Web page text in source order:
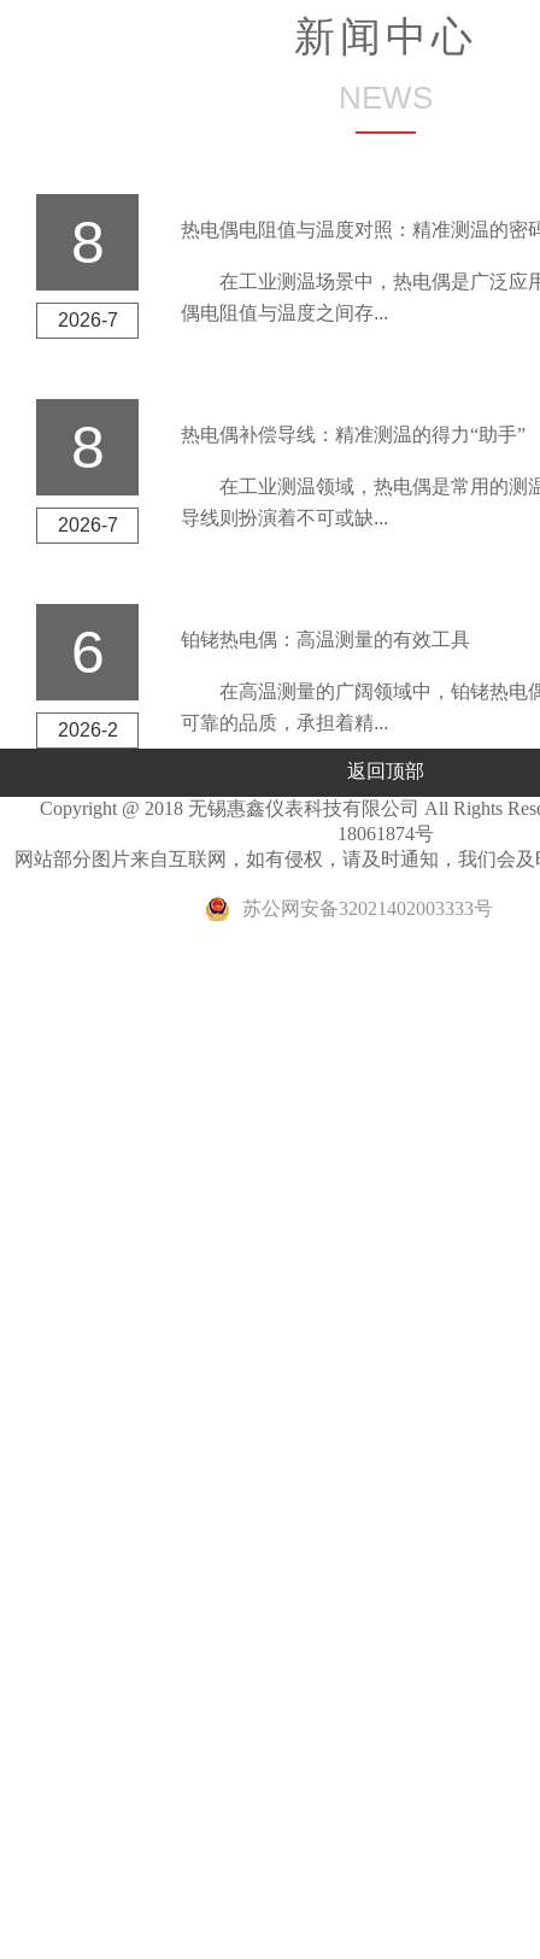
新闻中心
NEWS
8
2026-7
热电偶电阻值与温度对照：精准测温的密
在工业测温场景中，热电偶是广泛应
偶电阻值与温度之间存...
8
2026-7
热电偶补偿导线：精准测温的得力“助手”
在工业测温领域，热电偶是常用的测
导线则扮演着不可或缺...
6
2026-2
铂铑热电偶：高温测量的有效工具
在高温测量的广阔领域中，铂铑热电
可靠的品质，承担着精...
返回顶部
Copyright @ 2018 无锡惠鑫仪表科技有限公司 All Rights
18061874号
网站部分图片来自互联网，如有侵权，请及时通知，我们会
苏公网安备32021402003333号